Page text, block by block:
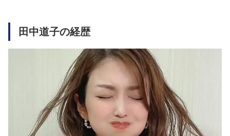
田中道子の経歴